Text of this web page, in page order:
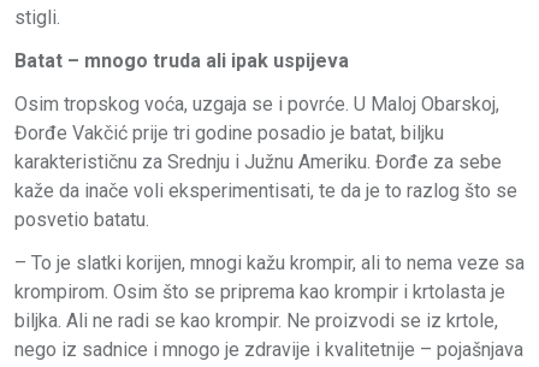
stigli.
Batat – mnogo truda ali ipak uspijeva
Osim tropskog voća, uzgaja se i povrće. U Maloj Obarskoj,
Đorđe Vakčić prije tri godine posadio je batat, biljku
karakterističnu za Srednju i Južnu Ameriku. Đorđe za sebe
kaže da inače voli eksperimentisati, te da je to razlog što se
posvetio batatu.
– To je slatki korijen, mnogi kažu krompir, ali to nema veze sa
krompirom. Osim što se priprema kao krompir i krtolasta je
biljka. Ali ne radi se kao krompir. Ne proizvodi se iz krtole,
nego iz sadnice i mnogo je zdravije i kvalitetnije – pojašnjava